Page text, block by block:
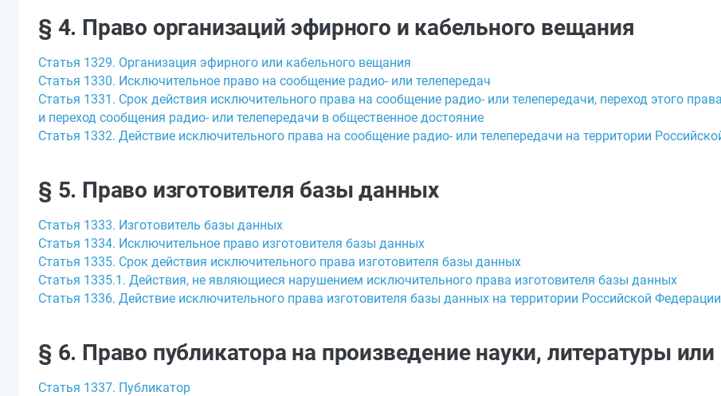
§ 4. Право организаций эфирного и кабельного вещания
Статья 1329. Организация эфирного или кабельного вещания
Статья 1330. Исключительное право на сообщение радио- или телепередач
Статья 1331. Срок действия исключительного права на сообщение радио- или телепередачи, переход этого
и переход сообщения радио- или телепередачи в общественное достояние
Статья 1332. Действие исключительного права на сообщение радио- или телепередачи на территории
§ 5. Право изготовителя базы данных
Статья 1333. Изготовитель базы данных
Статья 1334. Исключительное право изготовителя базы данных
Статья 1335. Срок действия исключительного права изготовителя базы данных
Статья 1335.1. Действия, не являющиеся нарушением исключительного права изготовителя базы данных
Статья 1336. Действие исключительного права изготовителя базы данных на территории Российской Федерации
§ 6. Право публикатора на произведение науки, литературы или
Статья 1337. Публикатор